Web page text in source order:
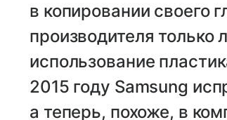
в копировании своего
производителя только
использование
2015 году Samsung
а теперь, похоже, в